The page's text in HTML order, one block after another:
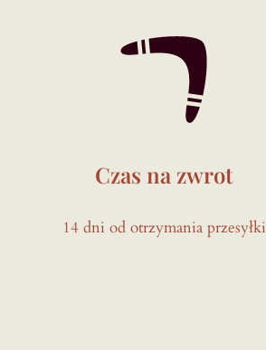
Czas na zwrot
14 dni od otrzymania przesyłki